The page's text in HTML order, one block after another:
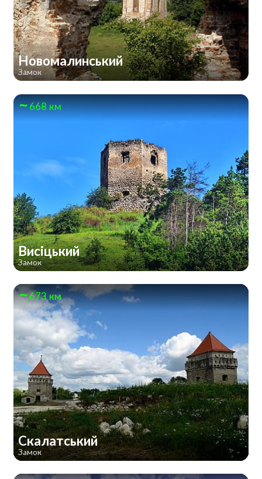
Новомалинський
Замок
668 км
Висіцький
Замок
673 км
Скалатський
Замок